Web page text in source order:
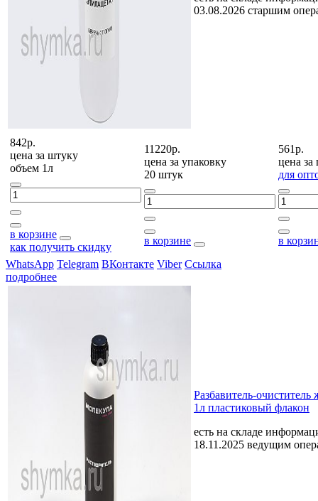
03.08.2026 старшим
842р.
цена за штуку
объем 1л
в корзине
как получить скидку
11220р.
цена за упаковку
20 штук
в корзине
561р.
цена за
для
в
WhatsApp Telegram ВКонтакте Viber Ссылка
подробнее
Разбавитель-
1л пластиковый флакон
есть на складе
18.11.2025 ведущим